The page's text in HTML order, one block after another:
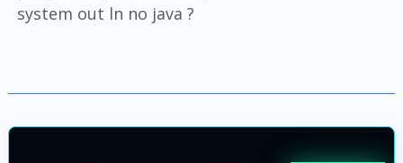
system out ln no java ?